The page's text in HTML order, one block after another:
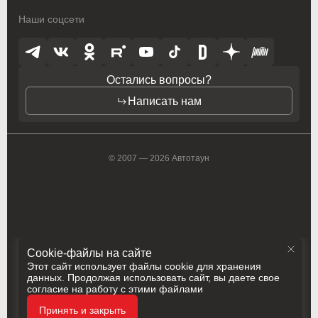
Cookie-файлы на сайте
Этот сайт использует файлы cookie для хранения
данных. Продолжая использовать сайт, вы даете свое
согласие на работу с этими файлами
Принять и закрыть
Наши соцсети
Остались вопросы?
Написать нам
© 2007 — 2026 Автотаун
Политика конфиденциальности
Разработка
Toyota
Vauxhall
Volkswagen
ZAZ
Toyota
Vauxhall
Volkswagen
ZAZ